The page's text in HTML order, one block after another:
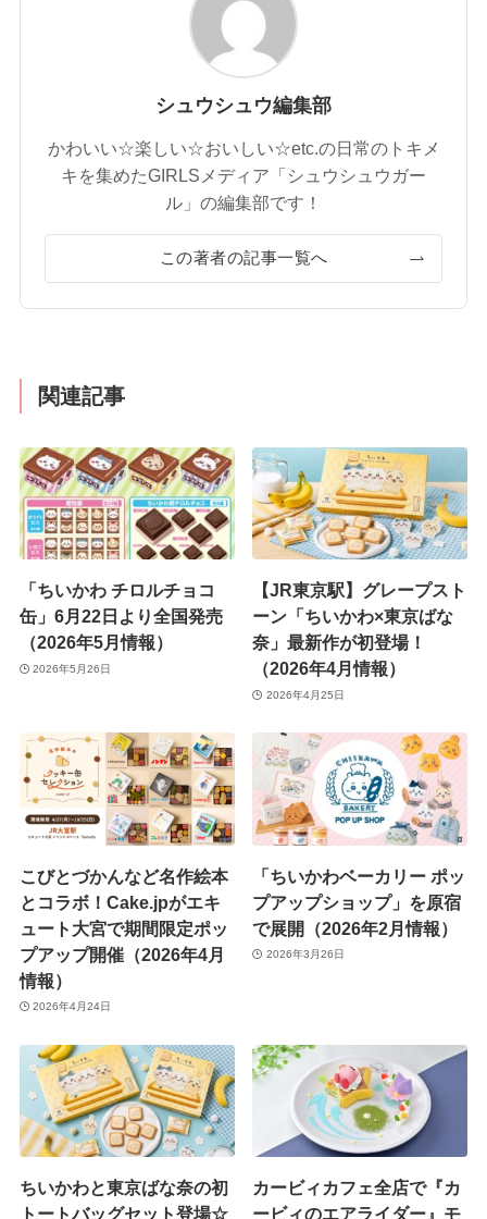
シュウシュウ編集部
かわいい☆楽しい☆おいしい☆etc.の日常のトキメ
キを集めたGIRLSメディア「シュウシュウガー
ル」の編集部です！
この著者の記事一覧へ
関連記事
「ちいかわ チロルチョコ
缶」6月22日より全国発売
（2026年5月情報）
2026年5月26日
【JR東京駅】グレープスト
ーン「ちいかわ×東京ばな
奈」最新作が初登場！
（2026年4月情報）
2026年4月25日
こびとづかんなど名作絵本
とコラボ！Cake.jpがエキ
ュート大宮で期間限定ポッ
プアップ開催（2026年4月
情報）
2026年4月24日
「ちいかわベーカリー ポッ
プアップショップ」を原宿
で展開（2026年2月情報）
2026年3月26日
ちいかわと東京ばな奈の初
トートバッグセット登場☆
カービィカフェ全店で『カ
ービィのエアライダー』モ